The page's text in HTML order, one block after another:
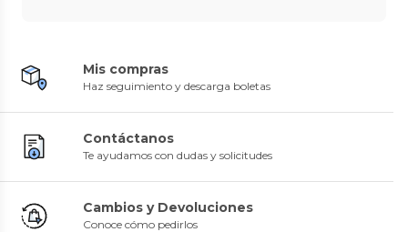
Mis compras
Haz seguimiento y descarga boletas
Contáctanos
Te ayudamos con dudas y solicitudes
Cambios y Devoluciones
Conoce cómo pedirlos